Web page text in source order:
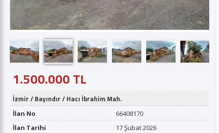
1.500.000 TL
İzmir / Bayındır / Hacı İbrahim Mah.
İlan No
66408170
İlan Tarihi
17 Şubat 2026